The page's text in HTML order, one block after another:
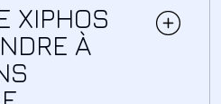
XIPHOS
À